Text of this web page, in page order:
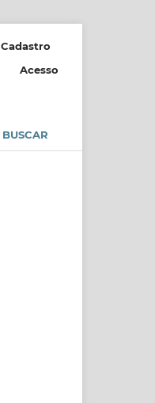
BUSCAR
Cadastro
Acesso